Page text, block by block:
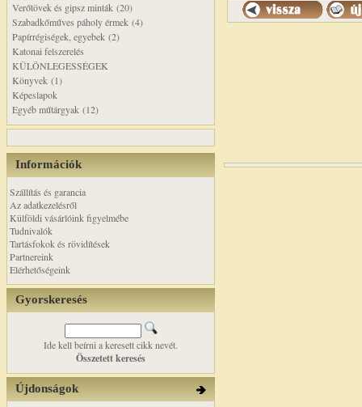
Verőtövek és gipsz minták (20)
Szabadkőműves páholy érmek (4)
Papírrégiségek, egyebek (2)
Katonai felszerelés
KÜLÖNLEGESSÉGEK
Könyvek (1)
Képeslapok
Egyéb műtárgyak (12)
Információk
Szállítás és garancia
Az adatkezelésről
Külföldi vásárlóink figyelmébe
Tudnivalók
Tartásfokok és rövidítések
Partnereink
Elérhetőségeink
Gyorskeresés
Ide kell beírni a keresett cikk nevét.
Összetett keresés
Újdonságok